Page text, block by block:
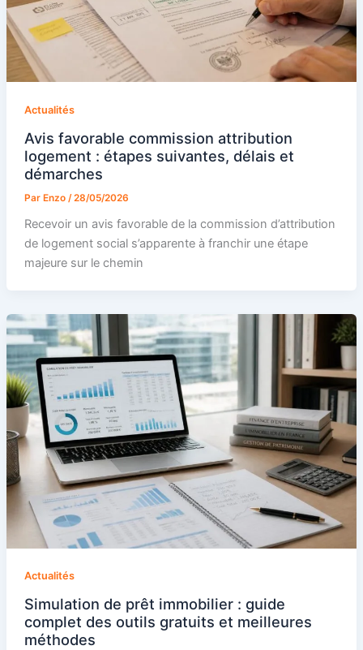
Actualités
Avis favorable commission attribution
logement : étapes suivantes, délais et
démarches
Par Enzo /28/05/2026
Recevoir un avis favorable de la commission d’attribution
de logement social s’apparente à franchir une étape
majeure sur le chemin
Actualités
Simulation de prêt immobilier : guide
complet des outils gratuits et meilleures
méthodes